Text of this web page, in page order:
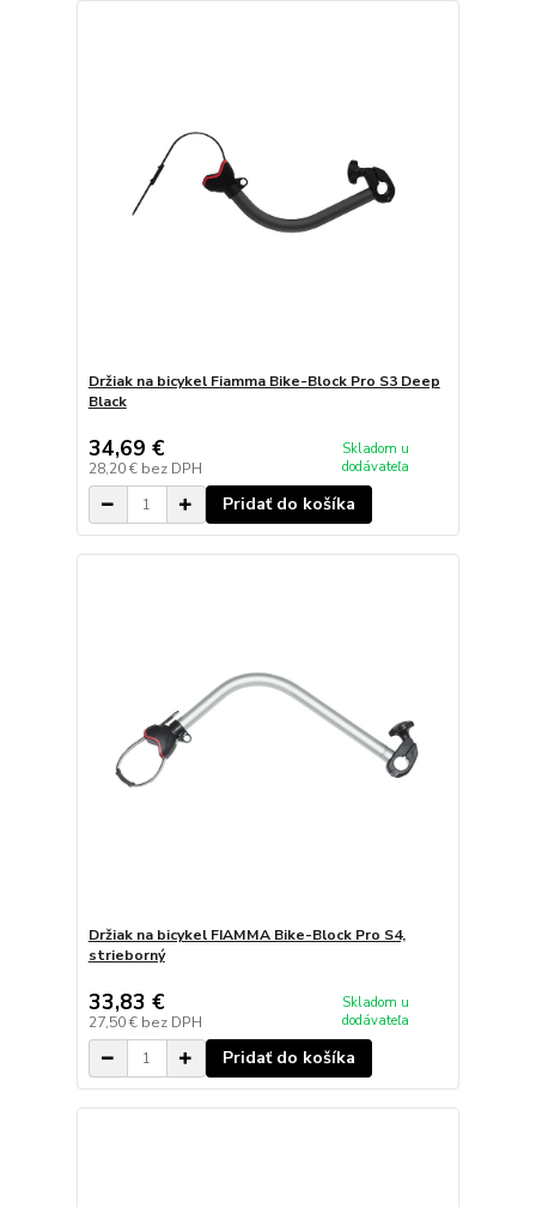
Držiak na bicykel Fiamma Bike-Block Pro S3 Deep
Black
34,69 €
28,20 € bez DPH
Skladom u
dodávateľa
Pridať do košíka
Držiak na bicykel FIAMMA Bike-Block Pro S4,
strieborný
33,83 €
27,50 € bez DPH
Skladom u
dodávateľa
Pridať do košíka